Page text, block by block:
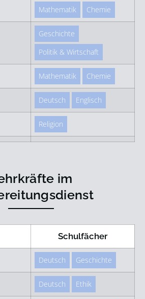
Mathematik Chemie
Geschichte
Politik & Wirtschaft
Mathematik Chemie
Deutsch Englisch
Religion
im
Schulfächer
Deutsch Geschichte
Deutsch Ethik